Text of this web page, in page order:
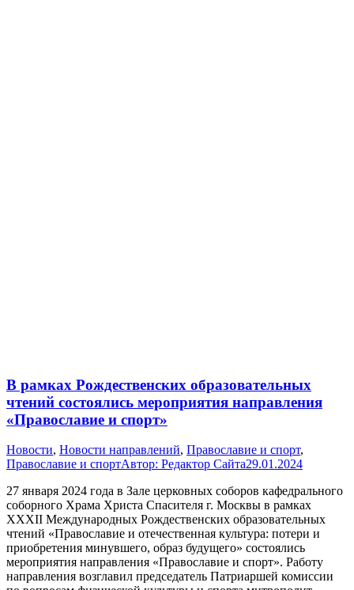
В рамках Рождественских образовательных
чтений состоялись мероприятия направления
«Православие и спорт»
Новости, Новости направлений, Православие и спорт,
Православие и спортАвтор: Редактор Сайта29.01.2024
27 января 2024 года в Зале церковных соборов кафедрального
соборного Храма Христа Спасителя г. Москвы в рамках
XXXII Международных Рождественских образовательных
чтений «Православие и отечественная культура: потери и
приобретения минувшего, образ будущего» состоялись
мероприятия направления «Православие и спорт». Работу
направления возглавил председатель Патриаршей комиссии